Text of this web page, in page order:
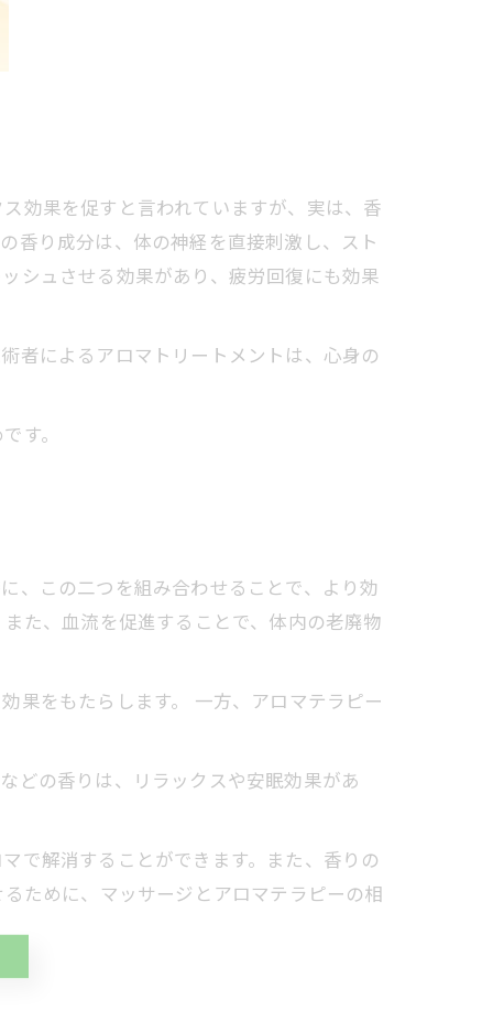
効果を促すと言われていますが、実は、香
香り成分は、体の神経を直接刺激し、スト
シュさせる効果があり、疲労回復にも効果
者によるアロマトリートメントは、心身の
す。
、この二つを組み合わせることで、より効
た、血流を促進することで、体内の老廃物
果をもたらします。 一方、アロマテラピー
どの香りは、リラックスや安眠効果があ
で解消することができます。また、香りの
ために、マッサージとアロマテラピーの相